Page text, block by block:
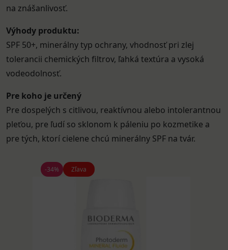
na znášanlivosť.
Výhody produktu:
SPF 50+, minerálny typ ochrany, vhodnosť pri zlej
tolerancii chemických filtrov, ľahká textúra a vysoká
vodeodolnosť.
Pre koho je určený
Pre dospelých s citlivou, reaktívnou alebo intolerantnou
pleťou, pre ľudí so sklonom k páleniu po kozmetike a
pre tých, ktorí cielene chcú minerálny SPF na tvár.
-34% Zľava